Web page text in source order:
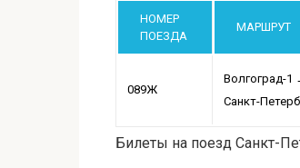
НОМЕР
ПОЕЗДА
МАРШРУТ
089Ж
Волгоград-1
Санкт-
Билеты на поезд Санкт-